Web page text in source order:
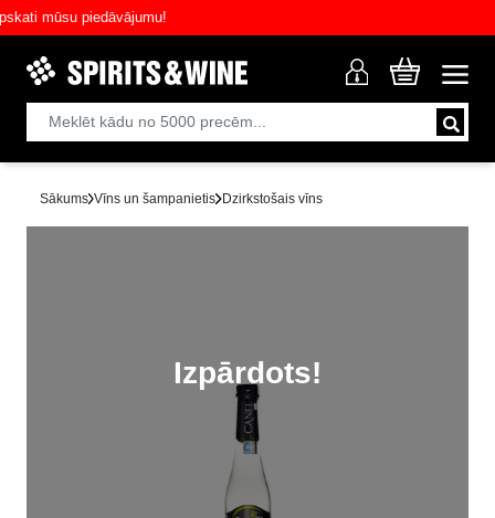
mūsu piedāvājumu!
Sākums Vīns un šampanietis Dzirkstošais vīns
Izpārdots!